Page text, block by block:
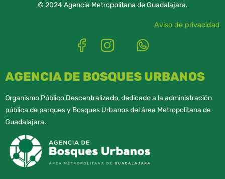
© 2024 Agencia Metropolitana de Guadalajara.
Aviso de privacidad
AGENCIA DE BOSQUES URBANOS
Organismo Público Descentralizado, dedicado a la administración
pública de parques y Bosques Urbanos del área Metropolitana de
Guadalajara.